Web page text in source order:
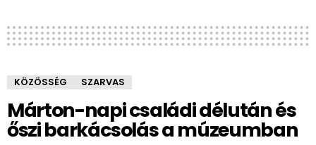
KÖZÖSSÉG SZARVAS
Márton-napi családi délután és
őszi barkácsolás a múzeumban